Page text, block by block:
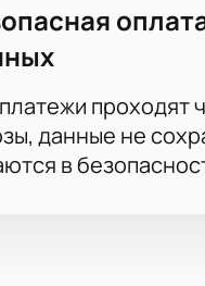
проходят
данные не
в